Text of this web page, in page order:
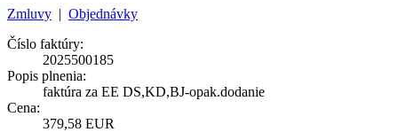
Zmluvy | Objednávky
Číslo faktúry:
2025500185
Popis plnenia:
faktúra za EE DS,KD,BJ-opak.dodanie
Cena:
379,58 EUR